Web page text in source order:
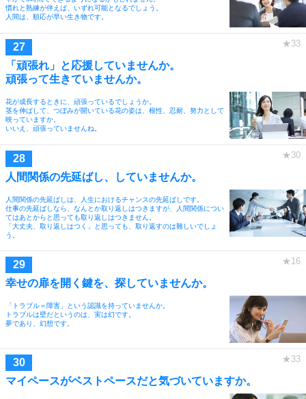
慣れと熟練が伴えば、いずれ可能となるでしょう。
人間は、順応が早い生き物です。
「頑張れ」と応援していませんか。
頑張って生きていませんか。
花が成長するときに、頑張っているでしょうか。
茎を伸ばして、つぼみが開いている花の姿は、根性、忍耐、努力として
映っていますか。
いいえ、頑張っていませんね。
人間関係の先延ばし、していませんか。
人間関係の先延ばしは、人生におけるチャンスの先延ばしです。
仕事の先延ばしなら、なんとか取り返しはつきますが、人間関係につい
てはあとからと思っても取り返しはつきません。
「大丈夫、取り返しはつく」と思っても、取り返すのは難しいでしょ
う。
幸せの扉を開く鍵を、探していませんか。
「トラブル＝障害」という認識を持っていませんか。
トラブルは壁だというのは、実は幻です。
夢であり、幻想です。
マイペースがベストペースだと気づいていますか。